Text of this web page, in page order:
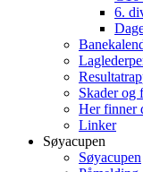
6.
Skader og
Her finner
Linker
Søyacupen
Søyacupen